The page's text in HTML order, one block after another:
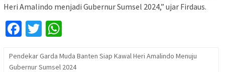
Heri Amalindo menjadi Gubernur Sumsel 2024,” ujar Firdaus.
Facebook
Twitter
Pendekar Garda Muda Banten Siap Kawal Heri Amalindo Menuju
Gubernur Sumsel 2024